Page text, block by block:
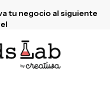
tu negocio al siguiente